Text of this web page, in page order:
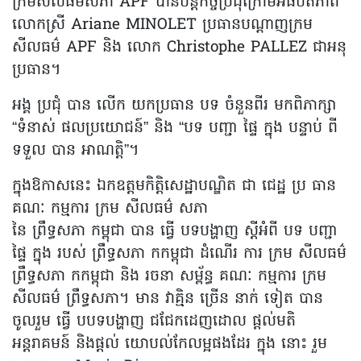
លោកស្រី Ariane MINOLET ប្រធានបណ្តាញក្រម
សីលធម៌ APF និង លោក Christophe PALLEZ ជាអនុ
ប្រធាន។
អង្គ ប្រជុំ បាន លើក យកប្រធាន បទ ចំនួនពីរ មកពិភាក្សា
“ទំនាស់ ផលប្រយោជន៍” និង “បទ បញ្ជា ផ្ទៃ ក្នុង បន្ទាប់ ពី
ទទួល បាន អាណត្តិ”។
ក្នុងឱកាសនេះ ឯកឧត្តមកិត្តិសេដ្ឋាបណ្ឌិត ជា ជេដ្ឋ ប្រ ធាន
គណៈ កម្មការ ក្រម សីលធម៌ សភា
នៃ ព្រឹទ្ធសភា កម្ពុជា បាន ធ្វើ បទបង្ហាញ ស្តីអំពី បទ បញ្ជា
ផ្ទៃ ក្នុង របស់ ព្រឹទ្ធសភា កកម្ពុជា ដំណើរ ការ ក្រម សីលធម៌
ព្រឹទ្ធសភា កកម្ពុជា និង រចនា សម្ព័ន្ធ គណៈ កម្មការ ក្រម
សីលធម៌ ព្រឹទ្ធសភា។ មាន វាគ្មិន ច្រើន នាក់ ទៀត បាន
ចូលរួម ធ្វើ បបទបង្ហាញ ជជែកដេញដោល ផ្តល់មតិ
អន្តរាគមន៍ និងផ្តល់ យោបល់កែលម្អផងដែរ ក្នុង នោះ រួម